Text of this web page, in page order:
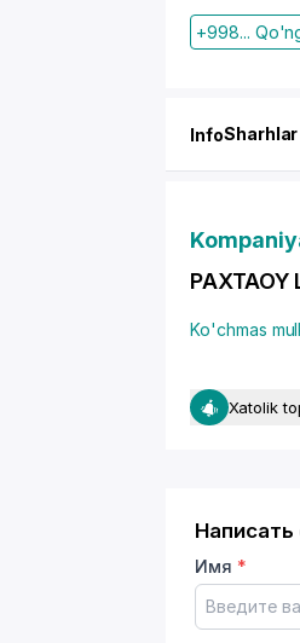
+998...
InfoSharhlar
PAXTAOY
Ko'chmas
Xatolik
Написать
Имя *